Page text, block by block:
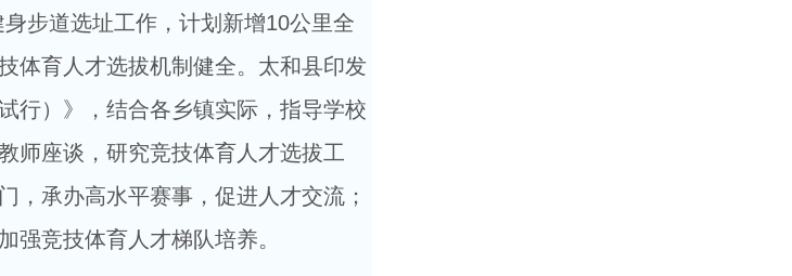
步道选址工作，计划新增10公里全
体育人才选拔机制健全。太和县印发
行）》，结合各乡镇实际，指导学校
师座谈，研究竞技体育人才选拔工
，承办高水平赛事，促进人才交流；
强竞技体育人才梯队培养。